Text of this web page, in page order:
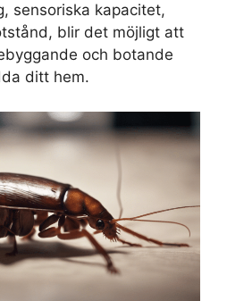
sensoriska kapacitet,
blir det möjligt att
och botande
ditt hem.